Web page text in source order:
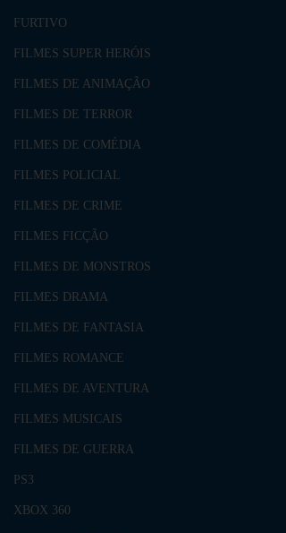
FURTIVO
FILMES SUPER HERÓIS
FILMES DE ANIMAÇÃO
FILMES DE TERROR
FILMES DE COMÉDIA
FILMES POLICIAL
FILMES DE CRIME
FILMES FICÇÃO
FILMES DE MONSTROS
FILMES DRAMA
FILMES DE FANTASIA
FILMES ROMANCE
FILMES DE AVENTURA
FILMES MUSICAIS
FILMES DE GUERRA
PS3
XBOX 360